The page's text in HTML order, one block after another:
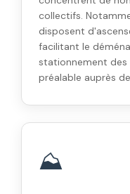
collectifs.
disposent
facilitant le
stationnement des
préalable auprès
⛰️